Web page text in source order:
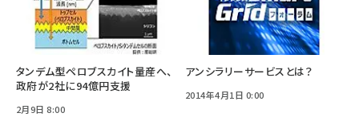
タンデム型ペロブスカイト量産へ、
政府が2社に94億円支援
2月9日 8:00
アンシラリーサービスとは？
2014年4月1日 0:00